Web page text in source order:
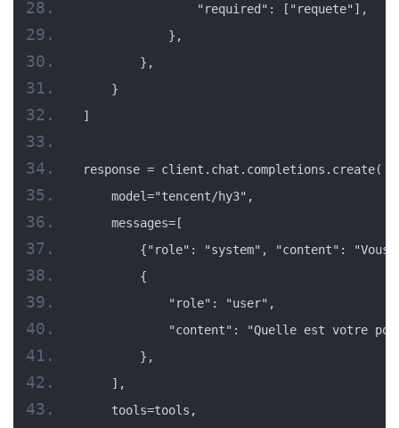
                "required": ["requete"],
            },
        },
    }
]
response = client.chat.completions.create(
    model="tencent/hy3",
    messages=[
{"role": "system", "content": "Vous
        {
            "role": "user",
"content": "Quelle est votre
        },
    ],
    tools=tools,